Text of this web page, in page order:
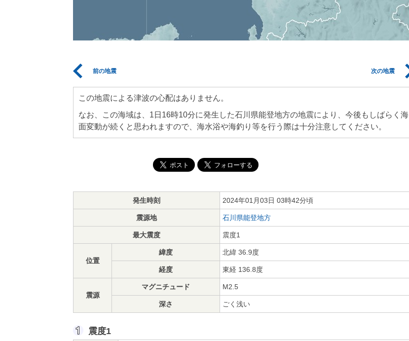
前の地震 次の地震
この地震による津波の心配はありません。
なお、この海域は、1日16時10分に発生した石川県能登地方の地震により、今後もしばらく海
面変動が続くと思われますので、海水浴や海釣り等を行う際は十分注意してください。
発生時刻 2024年01月03日 03時42分頃
震源地 石川県能登地方
最大震度 震度1
位置
緯度 北緯 36.9度
経度 東経 136.8度
震源
マグニチュード M2.5
深さ ごく浅い
震度1